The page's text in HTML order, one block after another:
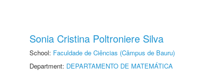
Sonia Cristina Poltroniere Silva
School: Faculdade de Ciências (Câmpus de Bauru)
Department: DEPARTAMENTO DE MATEMÁTICA